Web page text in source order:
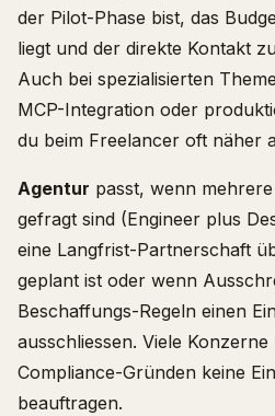
der Pilot-Phase bist, das
liegt und der direkte Kontakt
Auch bei spezialisierten
MCP-Integration oder
du beim Freelancer oft näher
Agentur passt, wenn
gefragt sind (Engineer plus
eine Langfrist-Partnerschaft
geplant ist oder wenn
Beschaffungs-Regeln einen
ausschliessen. Viele
Compliance-Gründen keine
beauftragen.